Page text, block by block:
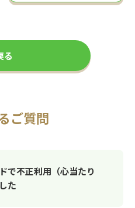
る
ご質問
で不正利用（心当たり
た